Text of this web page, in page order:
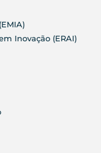
Inovação (ERAI)